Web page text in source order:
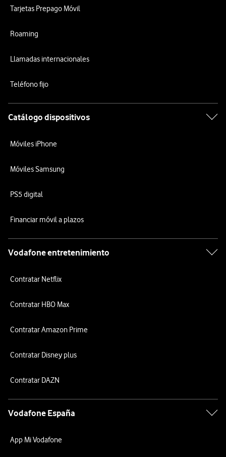
Tarjetas Prepago Móvil
Roaming
Llamadas internacionales
Teléfono fijo
Catálogo dispositivos
Móviles iPhone
Móviles Samsung
PS5 digital
Financiar móvil a plazos
Vodafone entretenimiento
Contratar Netflix
Contratar HBO Max
Contratar Amazon Prime
Contratar Disney plus
Contratar DAZN
Vodafone España
App Mi Vodafone